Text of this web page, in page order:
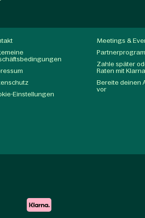
Einstellungen
Meetings &
Zahle später
Raten mit Klarna
Bereite deinen
vor